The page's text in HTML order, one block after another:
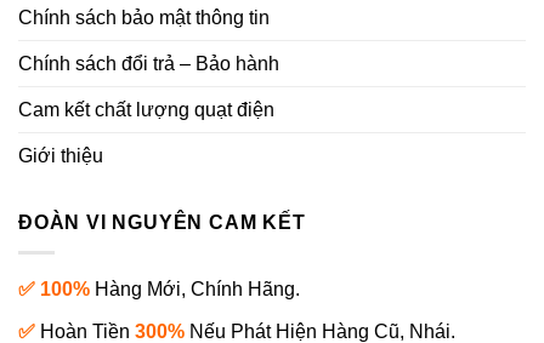
Chính sách bảo mật thông tin
Chính sách đổi trả – Bảo hành
Cam kết chất lượng quạt điện
Giới thiệu
ĐOÀN VI NGUYÊN CAM KẾT
✅ 100% Hàng Mới, Chính Hãng.
✅ Hoàn Tiền 300% Nếu Phát Hiện Hàng Cũ, Nhái.